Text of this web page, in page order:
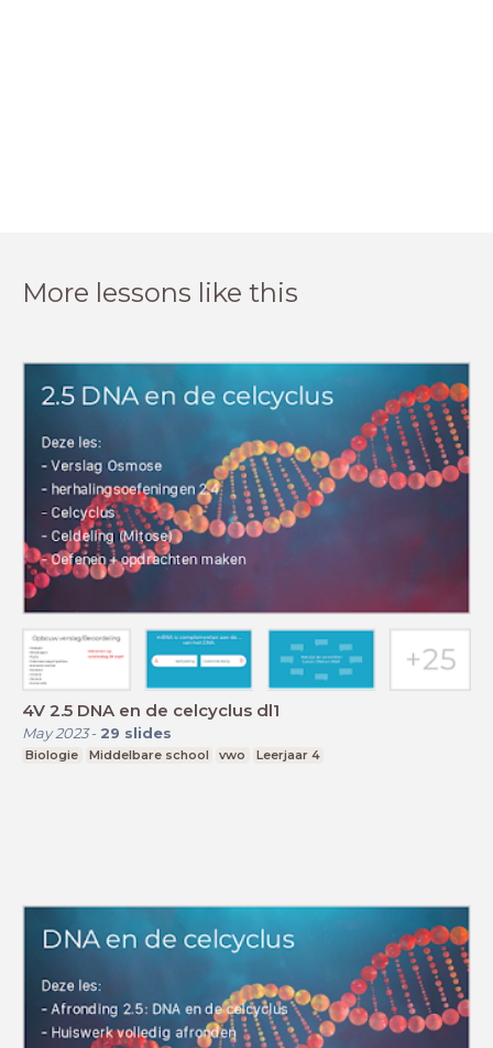
More lessons like this
4V 2.5 DNA en de celcyclus dl1
May 2023- 29 slides
Biologie Middelbare school vwo Leerjaar 4